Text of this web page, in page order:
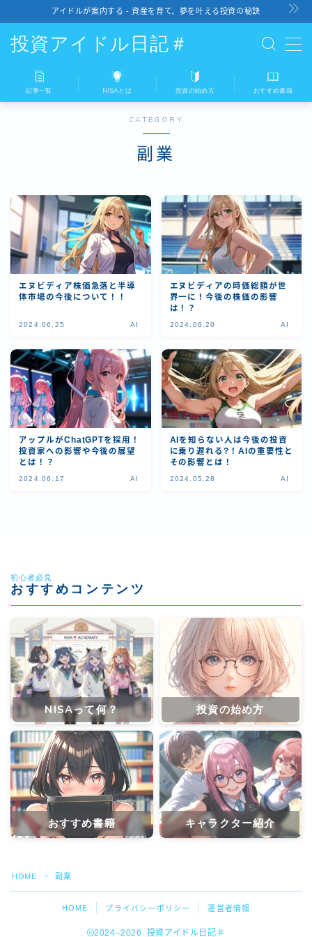
アイドルが案内する - 資産を育て、夢を叶える投資の秘訣
投資アイドル日記＃
記事一覧
おすすめ書籍
記事一覧 NISAとは 投資の始め方 おすすめ書籍
CATEGORY
副業
エヌビディア株価急落と半導
体市場の今後について！！
2024.06.25 AI
エヌビディアの時価総額が世
界一に！今後の株価の影響
は！？
2024.06.20 AI
アップルがChatGPTを採用！
投資家への影響や今後の展望
とは！？
2024.06.17 AI
AIを知らない人は今後の投資
に乗り遅れる?！AIの重要性と
その影響とは！
2024.05.28 AI
初心者必見
おすすめコンテンツ
NISAって何？ 投資の始め方
おすすめ書籍 キャラクター紹介
HOME ＞ 副業
HOME プライバシーポリシー 運営者情報
2024–2026 投資アイドル日記＃